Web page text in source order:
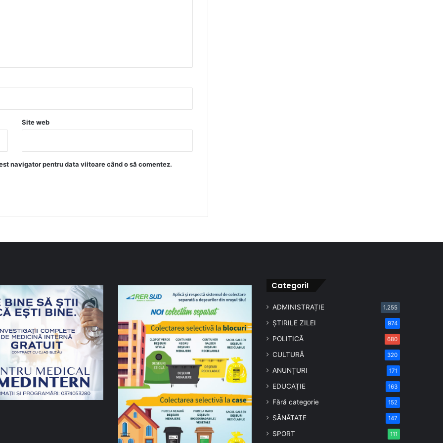
Site web
navigator pentru data viitoare când o să comentez.
CategoriI
ADMINISTRAȚIE 1.255
ȘTIRILE ZILEI 974
POLITICĂ 680
CULTURĂ 320
ANUNȚURI 171
EDUCAȚIE 163
Fără categorie 152
SĂNĂTATE 147
SPORT 111